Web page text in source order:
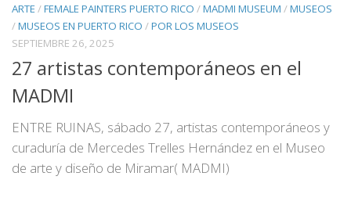
ARTE /FEMALE PAINTERS PUERTO RICO /MADMI MUSEUM /MUSEOS
/MUSEOS EN PUERTO RICO /POR LOS MUSEOS
SEPTIEMBRE 26, 2025
27 artistas contemporáneos en el
MADMI
ENTRE RUINAS, sábado 27, artistas contemporáneos y
curaduría de Mercedes Trelles Hernández en el Museo
de arte y diseño de Miramar( MADMI)